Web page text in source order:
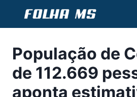
Conteúdo
População de
de 112.669
aponta